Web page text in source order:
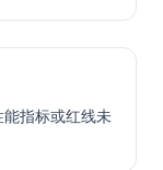
能指标或红线未